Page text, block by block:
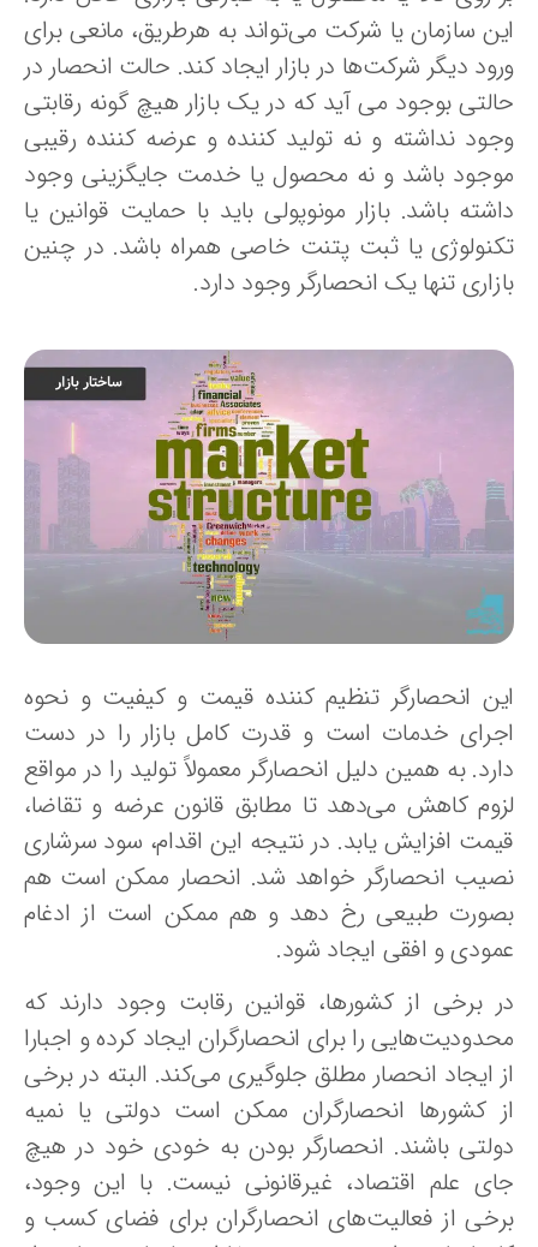
سازمان یا شرکت می‌تواند به هرطریق، مانعی برای
دیگر شرکت‌ها در بازار ایجاد کند. حالت انحصار در
بوجود می آید که در یک بازار هیچ گونه رقابتی
نداشته و نه تولید کننده و عرضه کننده رقیبی
باشد و نه محصول یا خدمت جایگزینی وجود
باشد. بازار مونوپولی باید با حمایت قوانین یا
یا ثبت پتنت خاصی همراه باشد. در چنین
تنها یک انحصارگر وجود دارد.
انحصارگر تنظیم‌ کننده قیمت و کیفیت و نحوه
خدمات است و قدرت کامل بازار را در دست
به همین دلیل انحصارگر معمولاً تولید را در مواقع
کاهش می‌دهد تا مطابق قانون عرضه و تقاضا،
افزایش یابد. در نتیجه این اقدام، سود سرشاری
انحصارگر خواهد شد. انحصار ممکن است هم
طبیعی رخ دهد و هم ممکن است از ادغام
و افقی ایجاد ‌شود.
برخی از کشورها، قوانین رقابت وجود دارند که
را برای انحصارگران ایجاد کرده و اجبارا
ایجاد انحصار مطلق جلوگیری می‌کند. البته در برخی
کشورها انحصارگران ممکن است دولتی یا نمیه
باشند. انحصارگر بودن به خودی خود در هیچ
علم اقتصاد، غیرقانونی نیست. با این وجود،
از فعالیت‌های انحصارگران برای فضای کسب و